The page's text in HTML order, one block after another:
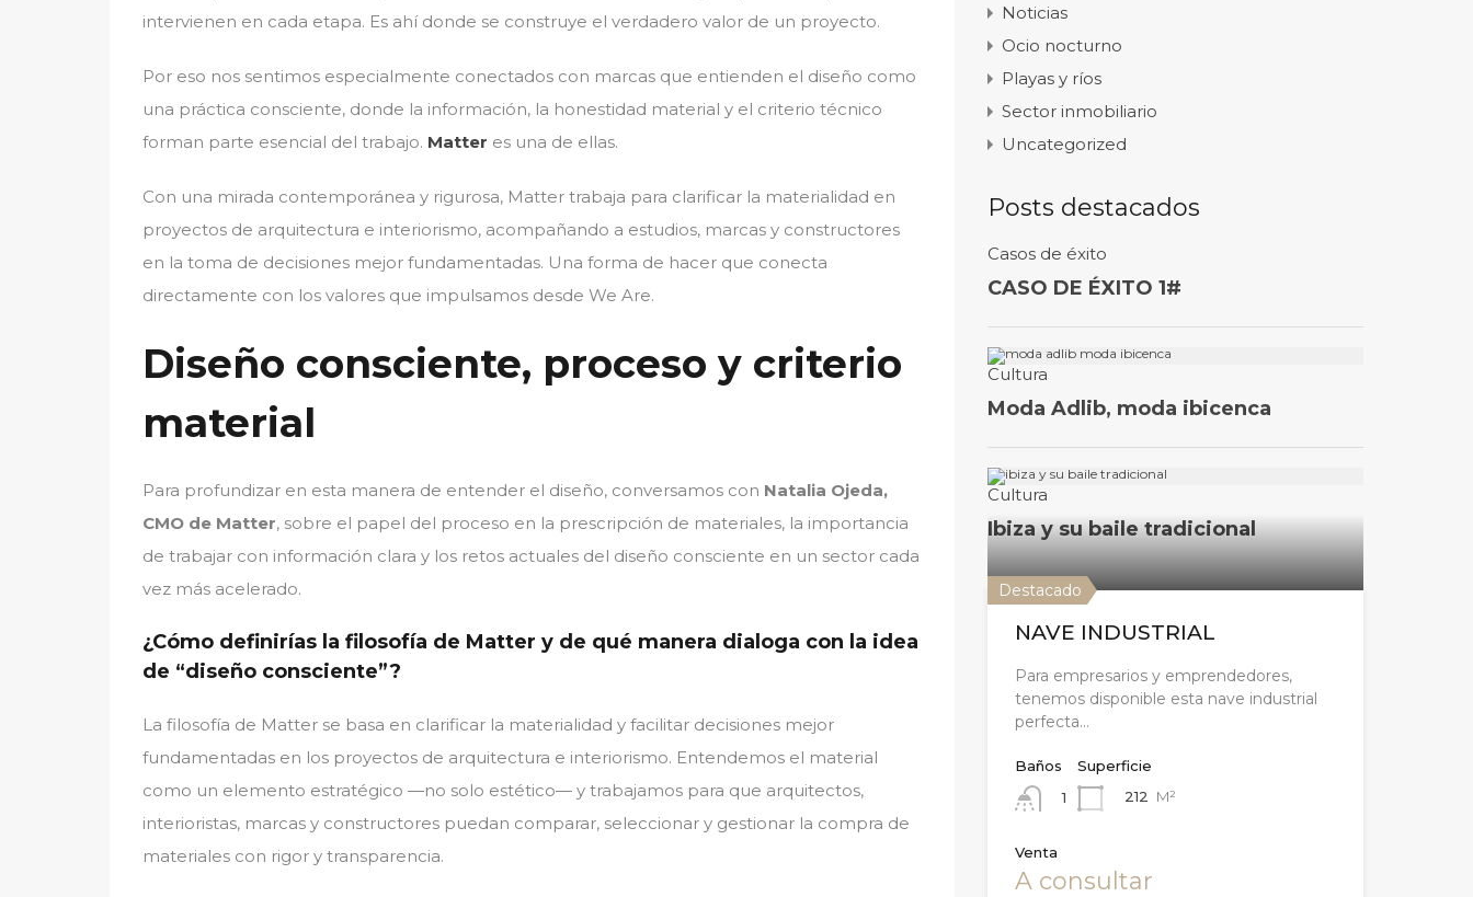
intervienen en cada etapa. Es ahí donde se construye el verdadero valor de un proyecto.
Por eso nos sentimos especialmente conectados con marcas que entienden el diseño como
una práctica consciente, donde la información, la honestidad material y el criterio técnico
forman parte esencial del trabajo. Matter es una de ellas.
Con una mirada contemporánea y rigurosa, Matter trabaja para clarificar la materialidad en
proyectos de arquitectura e interiorismo, acompañando a estudios, marcas y constructores
en la toma de decisiones mejor fundamentadas. Una forma de hacer que conecta
directamente con los valores que impulsamos desde We Are.
Diseño consciente, proceso y criterio
material
Para profundizar en esta manera de entender el diseño, conversamos con Natalia Ojeda,
CMO de Matter, sobre el papel del proceso en la prescripción de materiales, la importancia
de trabajar con información clara y los retos actuales del diseño consciente en un sector cada
vez más acelerado.
¿Cómo definirías la filosofía de Matter y de qué manera dialoga con la idea
de “diseño consciente”?
La filosofía de Matter se basa en clarificar la materialidad y facilitar decisiones mejor
fundamentadas en los proyectos de arquitectura e interiorismo. Entendemos el material
como un elemento estratégico —no solo estético— y trabajamos para que arquitectos,
interioristas, marcas y constructores puedan comparar, seleccionar y gestionar la compra de
materiales con rigor y transparencia.
Noticias
Ocio nocturno
Playas y ríos
Sector inmobiliario
Uncategorized
Posts destacados
Destacado
NAVE INDUSTRIAL
Para empresarios y emprendedores,
tenemos disponible esta nave industrial
perfecta…
Baños
1
Superficie
212 M²
Venta
A consultar